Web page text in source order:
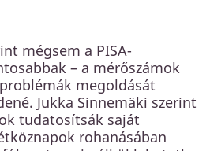
mégsem a PISA-
– a mérőszámok
megoldását
Jukka Sinnemäki szerint
tudatosítsák saját
rohanásában